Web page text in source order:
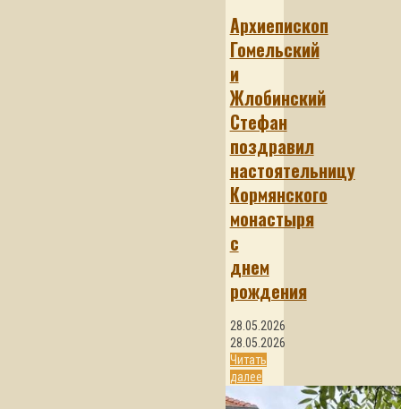
Архиепископ
Гомельский
и
Жлобинский
Стефан
поздравил
настоятельницу
Кормянского
монастыря
с
днем
рождения
28.05.2026
28.05.2026
Читать
далее